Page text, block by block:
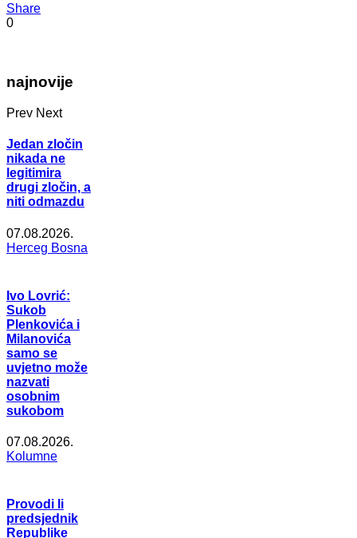
Share
0
najnovije
Prev Next
Jedan zločin
nikada ne
legitimira
drugi zločin, a
niti odmazdu
07.08.2026.
Herceg Bosna
Ivo Lovrić:
Sukob
Plenkovića i
Milanovića
samo se
uvjetno može
nazvati
osobnim
sukobom
07.08.2026.
Kolumne
Provodi li
predsjednik
Republike